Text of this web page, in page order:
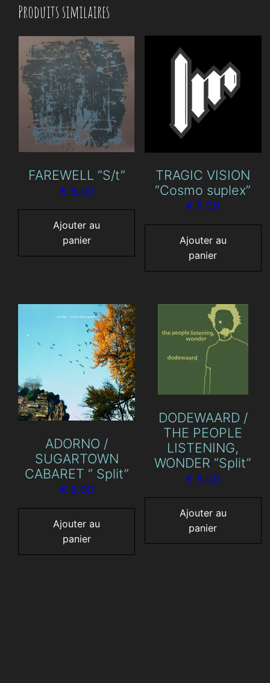
Produits similaires
FAREWELL “S/t”
€ 8.00
Ajouter au
panier
TRAGIC VISION
“Cosmo suplex”
€ 5.00
Ajouter au
panier
ADORNO /
SUGARTOWN
CABARET “ Split”
€ 8.00
Ajouter au
panier
DODEWAARD /
THE PEOPLE
LISTENING,
WONDER “Split”
€ 5.00
Ajouter au
panier